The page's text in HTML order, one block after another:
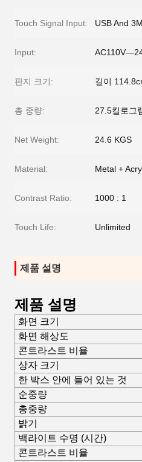
Touch Signal Input: USB And
Input:
판지 크기: 길이
총 중량: 27.5킬로그
Net Weight: 24.6 KGS
Material: Metal +
Contrast Ratio: 1000 : 1
Touch Life: Unlimited
제품 설명
제품 설명
화면 크기
화면 해상도
콘트라스트 비율
상자 크기
한 박스 안에 들어 있는 것
순중량
총중량
밝기
백라이트 수명 (시간)
콘트라스트 비율